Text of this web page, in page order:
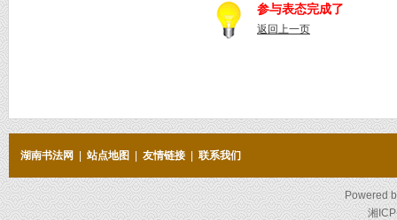
参与表态完成了
返回上一页
湖南书法网 站点地图 友情链接 联系我们
Powered
湘